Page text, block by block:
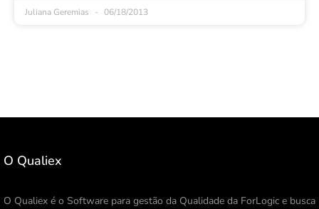
Juliana Geremias 06/18/2013
O Qualiex
O Qualiex é o Software para gestão da Qualidade da ForLogic e busca